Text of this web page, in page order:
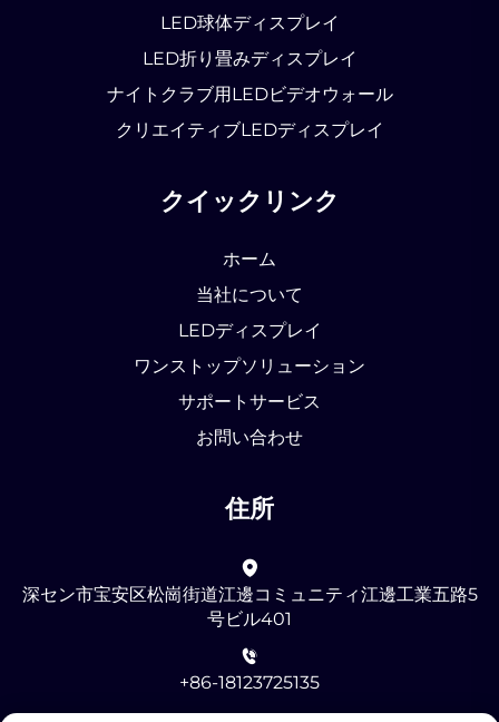
LED球体ディスプレイ
LED折り畳みディスプレイ
ナイトクラブ用LEDビデオウォール
クリエイティブLEDディスプレイ
クイックリンク
ホーム
当社について
LEDディスプレイ
ワンストップソリューション
サポートサービス
お問い合わせ
住所
深セン市宝安区松崗街道江邊コミュニティ江邊工業五路5
号ビル401
+86-18123725135